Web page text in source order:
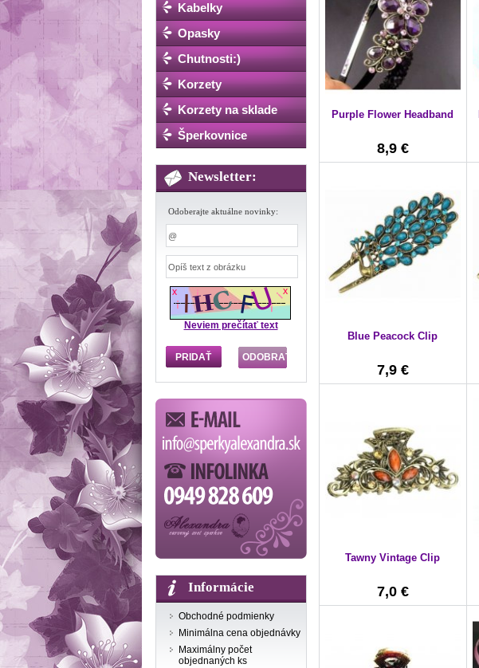
Kabelky
Opasky
Chutnosti:)
Korzety
Korzety na sklade
Šperkovnice
Newsletter:
Odoberajte aktuálne novinky:
Neviem prečítať text
Informácie
Obchodné podmienky
Minimálna cena objednávky
Maximálny počet
objednaných ks
Purple Flower Headband
8,9 €
Blue Peacock Clip
7,9 €
Tawny Vintage Clip
7,0 €